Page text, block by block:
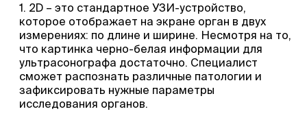
2D – это стандартное УЗИ-устройство,
которое отображает на экране орган в двух
измерениях: по длине и ширине. Несмотря на то,
что картинка черно-белая информации для
ультрасонографа достаточно. Специалист
сможет распознать различные патологии и
зафиксировать нужные параметры
исследования органов.